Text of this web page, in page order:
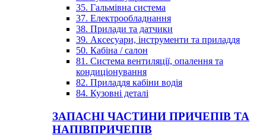
35. Гальмівна система
37. Електрообладнання
38. Прилади та датчики
39. Аксесуари, інструменти та приладдя
50. Кабіна / салон
81. Система вентиляції, опалення та
кондиціонування
82. Приладдя кабіни водія
84. Кузовні деталі
ЗАПАСНІ ЧАСТИНИ ПРИЧЕПІВ ТА
НАПІВПРИЧЕПІВ